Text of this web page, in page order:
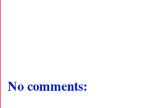
No comments: